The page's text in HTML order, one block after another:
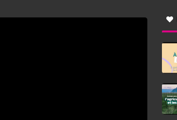
monts, en allusion aux régions montagneuses d’où